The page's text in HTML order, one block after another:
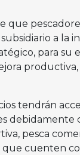
que
a la
para su
tendrán
debidamente
pesca
cuenten